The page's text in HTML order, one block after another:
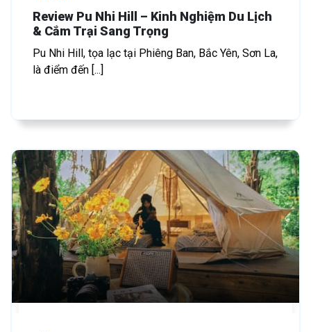
Review Pu Nhi Hill – Kinh Nghiệm Du Lịch
& Cắm Trại Sang Trọng
Pu Nhi Hill, tọa lạc tại Phiêng Ban, Bắc Yên, Sơn La,
là điểm đến [...]